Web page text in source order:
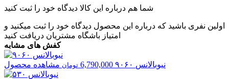
شما هم درباره این کالا دیدگاه خود را ثبت کنید
اولین نفری باشید که درباره این محصول دیدگاه خود را ثبت میکنید و
امتیاز باشگاه مشتریان دریافت کنید
کفش های مشابه
نیوبالانس ۹۰۶۰ 6,790,000 تومان مشاهده محصول